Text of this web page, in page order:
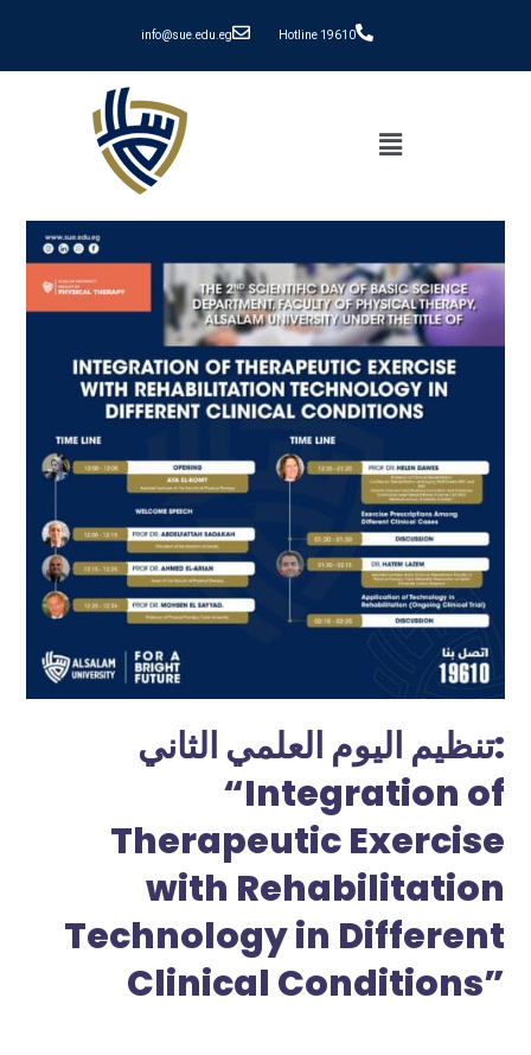
info@sue.edu.eg Hotline 19610
تنظيم اليوم العلمي الثاني:
“Integration of
Therapeutic Exercise
with Rehabilitation
Technology in Different
Clinical Conditions”